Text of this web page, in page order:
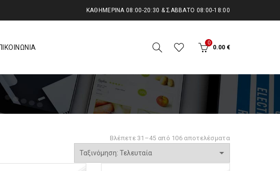
KΑΘΗΜΕΡΙΝΆ 08:00-20:30 & ΣΆΒΒΑΤΟ 08:00-18:00
0
0.00 €
Βλέπετε 31–45 από 106 αποτελέσματα